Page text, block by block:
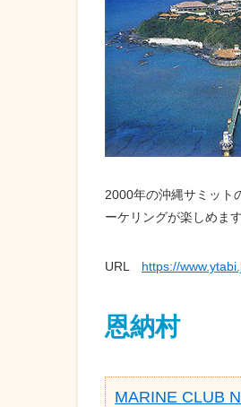
2000年の沖縄サミット
ーケリングが楽しめます
URL https://
恩納村
MARINE CLUB